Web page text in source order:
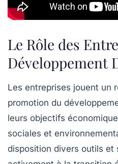
Le Rôle des
Développement
Les entreprises jouent un
promotion du
leurs objectifs
sociales et
disposition divers outils